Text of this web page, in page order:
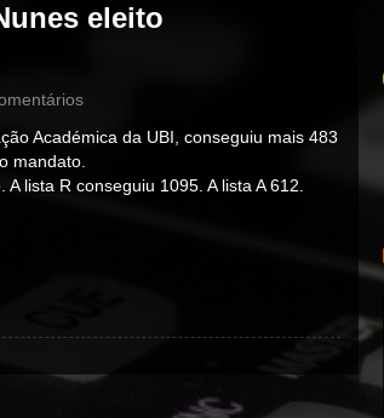
eleito
Académica da UBI, conseguiu mais 483
mandato.
lista R conseguiu 1095. A lista A 612.